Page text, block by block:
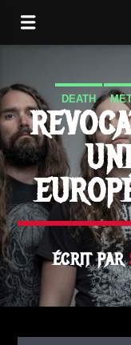
DEATH
ÉCRIT PAR